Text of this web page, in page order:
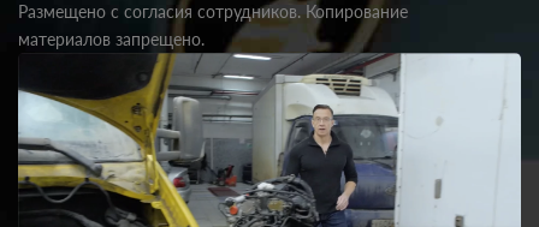
Размещено с согласия сотрудников. Копирование
материалов запрещено.